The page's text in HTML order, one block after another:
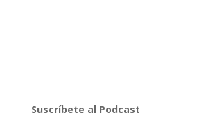
Suscríbete al Podcast